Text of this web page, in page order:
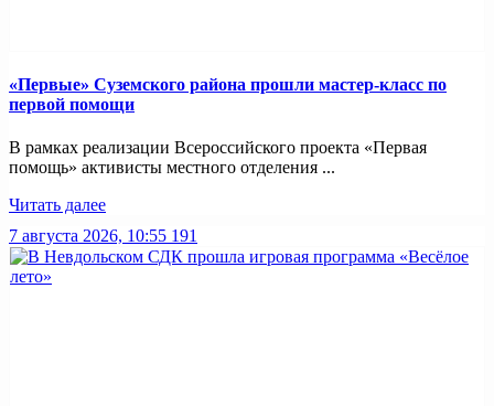
«Первые» Суземского района прошли мастер-класс по
первой помощи
В рамках реализации Всероссийского проекта «Первая
помощь» активисты местного отделения ...
Читать далее
7 августа 2026, 10:55 191